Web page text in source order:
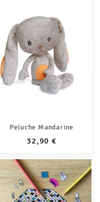
Peluche Mandarine
PRIX
32,90 €